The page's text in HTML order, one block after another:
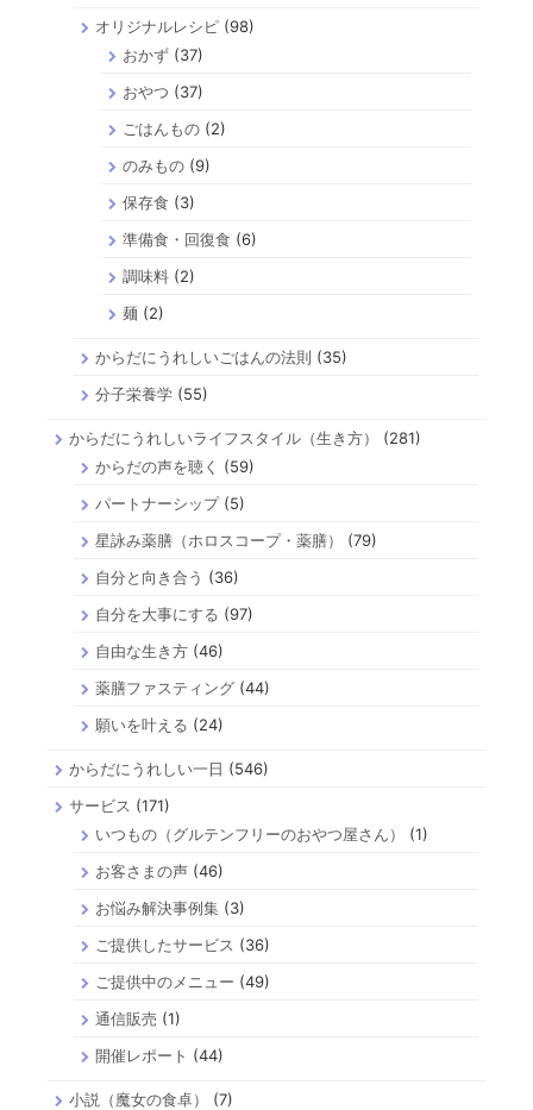
オリジナルレシピ (98)
おかず(37)
おやつ (37)
ごはんもの(2)
のみもの(9)
保存食 (3)
準備食・回復食 (6)
調味料(2)
麺 (2)
からだにうれしいごはんの法則 (35)
分子栄養学 (55)
からだにうれしいライフスタイル（生き方）
(281)
からだの声を聴く
(59)
パートナーシップ(5)
星詠み薬膳（ホロスコープ・薬膳）
(79)
自分と向き合う (36)
自分を大事にする (97)
自由な生き方 (46)
薬膳ファスティング (44)
願いを叶える (24)
からだにうれしい一日 (546)
サービス (171)
いつもの（グルテンフリーのおやつ屋さん）
(1)
お客さまの声 (46)
お悩み解決事例集 (3)
ご提供したサービス (36)
ご提供中のメニュー (49)
通信販売 (1)
開催レポート (44)
小説（魔女の食卓）
(7)